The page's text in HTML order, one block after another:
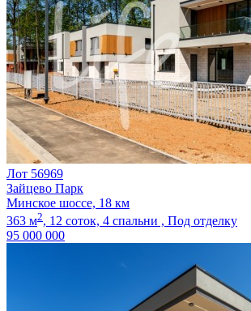
Лот 56969
Зайцево Парк
Минское шоссе, 18 км
363 м2, 12 соток, 4 спальни , Под отделку
95 000 000